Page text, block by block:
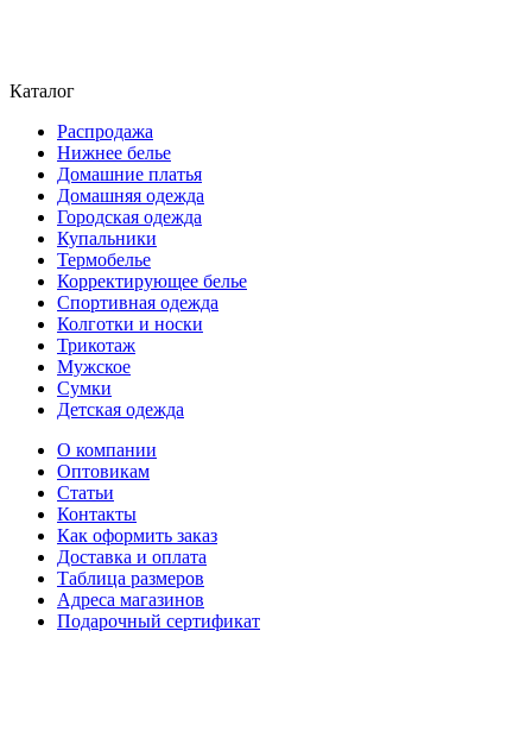
Каталог
Распродажа
Нижнее белье
Домашние платья
Домашняя одежда
Городская одежда
Купальники
Термобелье
Корректирующее белье
Спортивная одежда
Колготки и носки
Трикотаж
Мужское
Сумки
Детская одежда
О компании
Оптовикам
Статьи
Контакты
Как оформить заказ
Доставка и оплата
Таблица размеров
Адреса магазинов
Подарочный сертификат